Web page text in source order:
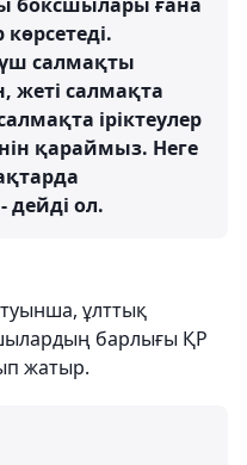
салмақты
жеті салмақта
іріктеулер
қараймыз. Неге
дейді ол.
ұлттық
барлығы ҚР
жатыр.